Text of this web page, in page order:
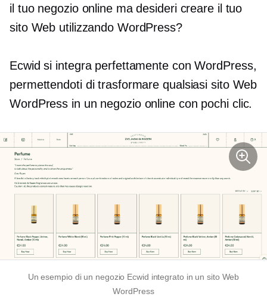
il tuo negozio online ma desideri creare il tuo
sito Web utilizzando WordPress?
Ecwid si integra perfettamente con WordPress,
permettendoti di trasformare qualsiasi sito Web
WordPress in un negozio online con pochi clic.
Un esempio di un negozio Ecwid integrato in un sito Web
WordPress